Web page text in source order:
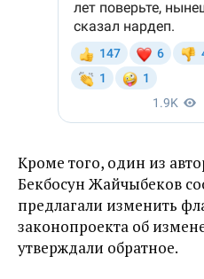
Кроме того, один из
Бекбосун Жайчыбеков
предлагали изменить
законопроекта об
утверждали обратное.